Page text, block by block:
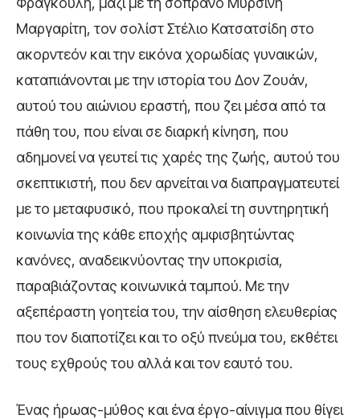
Μαργαρίτη, τον σολίστ Στέλιο Κατσατσίδη στο
ακορντεόν και την εικόνα χορωδίας γυναικών,
καταπιάνονται με την ιστορία του Δον Ζουάν,
αυτού του αιώνιου εραστή, που ζει μέσα από τα
πάθη του, που είναι σε διαρκή κίνηση, που
αδημονεί να γευτεί τις χαρές της ζωής, αυτού του
σκεπτικιστή, που δεν αρνείται να διαπραγματευτεί
με το μεταφυσικό, που προκαλεί τη συντηρητική
κοινωνία της κάθε εποχής αμφισβητώντας
κανόνες, αναδεικνύοντας την υποκρισία,
παραβιάζοντας κοινωνικά ταμπού. Με την
αξεπέραστη γοητεία του, την αίσθηση ελευθερίας
που τον διαποτίζει και το οξύ πνεύμα του, εκθέτει
τους εχθρούς του αλλά και τον εαυτό του.
Ένας ήρωας-μύθος και ένα έργο-αίνιγμα που θίγει